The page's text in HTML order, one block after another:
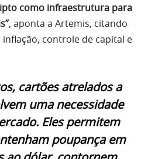
como infraestrutura para
, aponta a Artemis, citando
controle de capital e
cartões atrelados a
uma necessidade
Eles permitem
poupança em